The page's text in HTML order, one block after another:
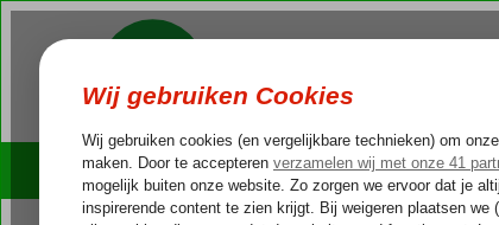
Cruises Outlet Deals